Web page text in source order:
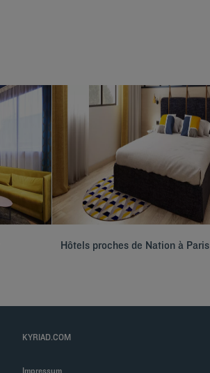
Hôtels proches de Nation à Paris
KYRIAD.COM
Impressum